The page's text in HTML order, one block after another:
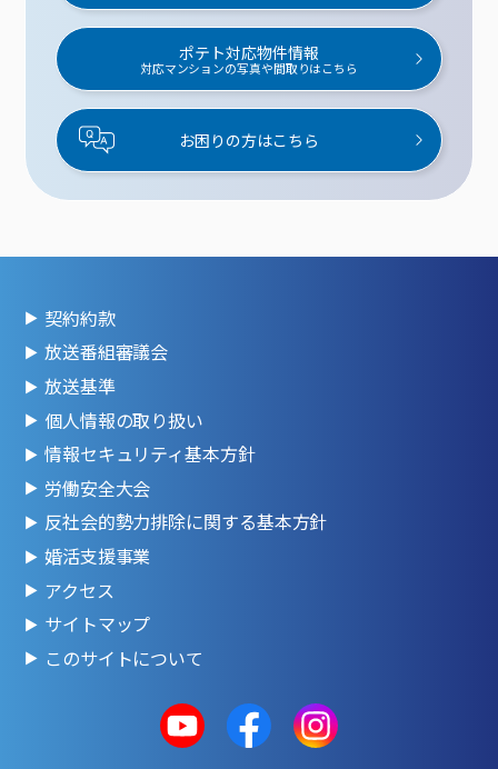
ポテト対応物件情報
対応マンションの写真や間取りはこちら
お困りの方はこちら
契約約款
放送番組審議会
放送基準
個人情報の取り扱い
情報セキュリティ基本方針
労働安全大会
反社会的勢力排除に関する基本方針
婚活支援事業
アクセス
サイトマップ
このサイトについて